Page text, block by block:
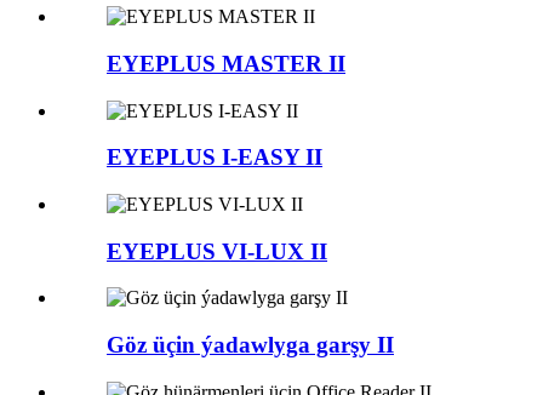
EYEPLUS MASTER II
EYEPLUS I-EASY II
EYEPLUS VI-LUX II
Göz üçin ýadawlyga garşy II